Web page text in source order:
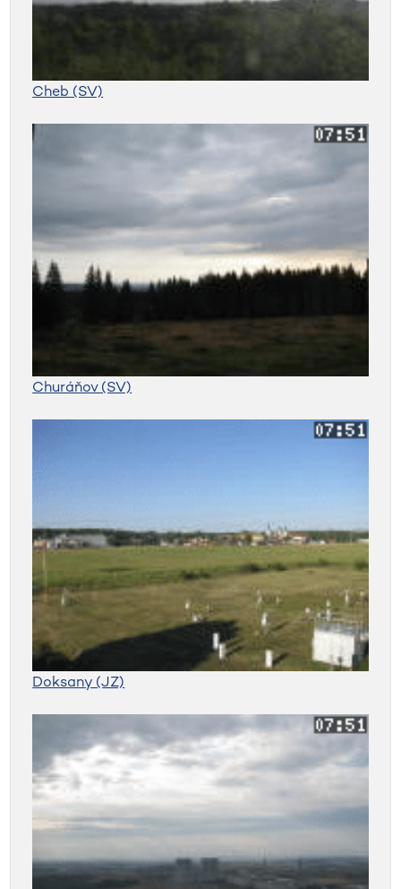
Cheb (SV)
Churáňov (SV)
Doksany (JZ)